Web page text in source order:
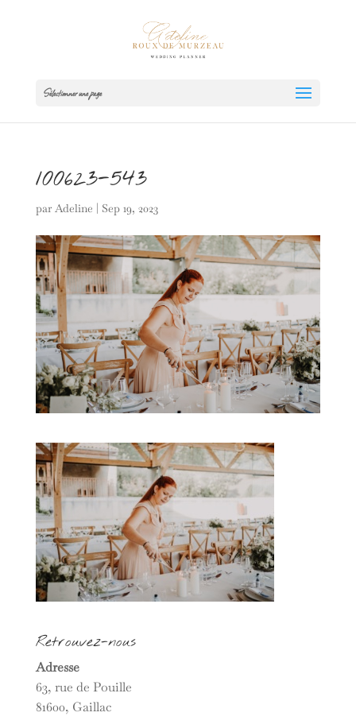
Sélectionner une page
100623-543
par Adeline | Sep 19, 2023
Retrouvez-nous
Adresse
63, rue de Pouille
81600, Gaillac